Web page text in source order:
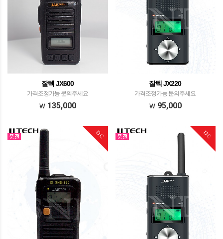
잘텍 JX600
가격조정가능 문의주세요
135,000
잘텍 JX220
가격조정가능 문의주세요
95,000
DC DC